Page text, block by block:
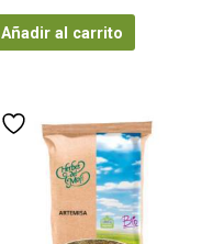
Añadir al carrito